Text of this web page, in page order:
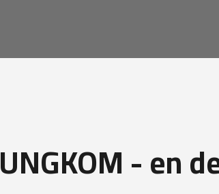
UNGKOM - en